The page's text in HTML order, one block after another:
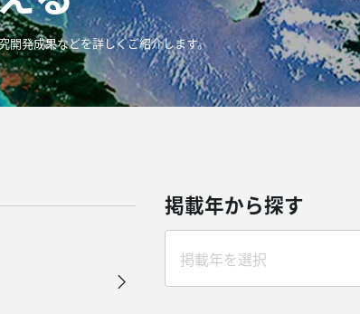
開発成果などを詳しくご紹介します。
掲載年から探す